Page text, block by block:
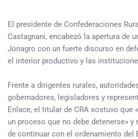
El presidente de Confederaciones
Castagnani, encabezó la apertura de
Jonagro con un fuerte discurso en
el interior productivo y las
Frente a dirigentes rurales,
gobernadores, legisladores y
Enlace, el titular de CRA sostuvo que
un proceso que no debe detenerse» y
de continuar con el ordenamiento del